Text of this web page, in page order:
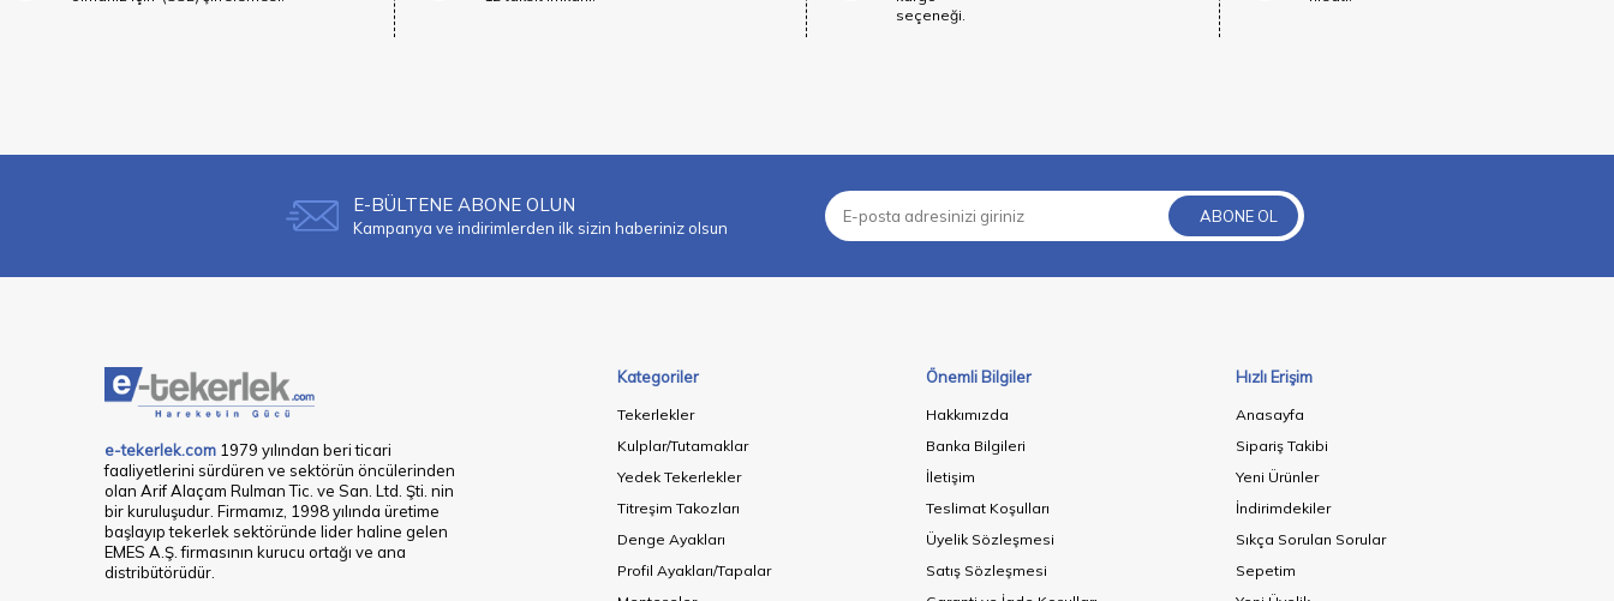
seçeneği.
E-BÜLTENE ABONE OLUN
Kampanya ve indirimlerden ilk sizin haberiniz olsun
ABONE OL
e-tekerlek.com 1979 yılından beri ticari
faaliyetlerini sürdüren ve sektörün öncülerinden
olan Arif Alaçam Rulman Tic. ve San. Ltd. Şti. nin
bir kuruluşudur. Firmamız, 1998 yılında üretime
başlayıp tekerlek sektöründe lider haline gelen
EMES A.Ş. firmasının kurucu ortağı ve ana
distribütörüdür.
Kategoriler
Tekerlekler
Kulplar/Tutamaklar
Yedek Tekerlekler
Titreşim Takozları
Denge Ayakları
Profil Ayakları/Tapalar
Önemli Bilgiler
Hakkımızda
Banka Bilgileri
İletişim
Teslimat Koşulları
Üyelik Sözleşmesi
Satış Sözleşmesi
Hızlı Erişim
Anasayfa
Sipariş Takibi
Yeni Ürünler
İndirimdekiler
Sıkça Sorulan Sorular
Sepetim